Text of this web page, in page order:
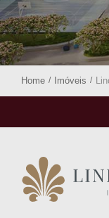
Home / Imóveis /